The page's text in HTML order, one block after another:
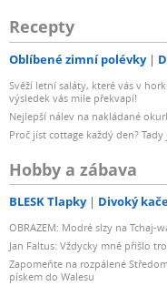
Recepty
Oblíbené zimní polévky
Svěží letní saláty, které vás v
výsledek vás mile překvapí!
Nejlepší nálev na nakládané
Proč jíst cottage každý den?
Hobby a zábava
BLESK Tlapky Divoký
OBRAZEM: Modré slzy na Tchaj-
Jan Faltus: Vždycky mně přišlo
Zapomeňte na rozpálené
pískem do Walesu